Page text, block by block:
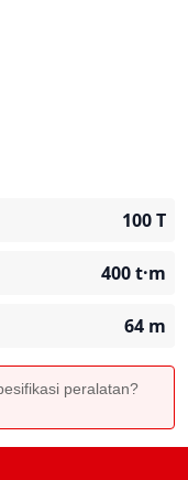
100T
400t·m
64 m
peralatan?